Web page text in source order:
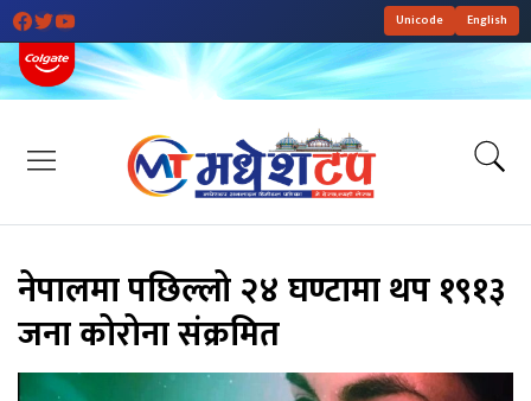
Unicode English
नेपालमा पछिल्लो २४ घण्टामा थप १९१३
जना कोरोना संक्रमित